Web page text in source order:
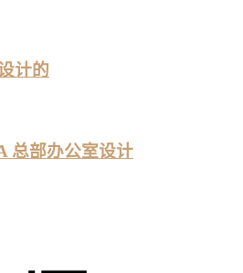
计的
总部办公室设计